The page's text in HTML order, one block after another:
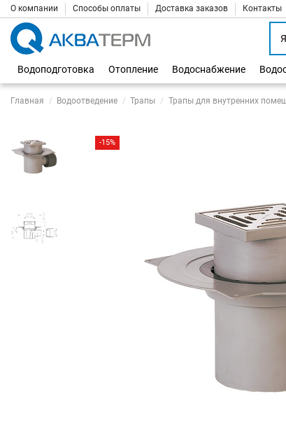
О компании Способы оплаты Доставка заказов Контакты
Водоподготовка
Отопление Водоснабжение
Главная Водоотведение Трапы Трапы для внутренних
-15%